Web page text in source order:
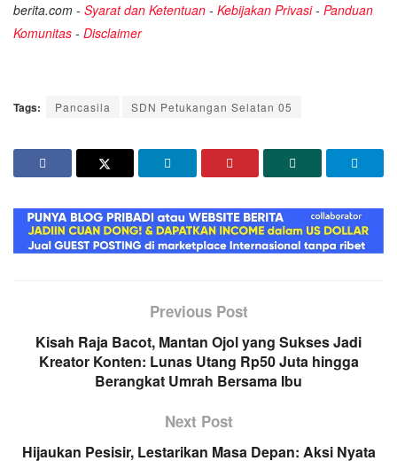
berita.com - Syarat dan Ketentuan - Kebijakan Privasi- Panduan
Komunitas - Disclaimer
Tags: Pancasila SDN Petukangan Selatan 05
Previous Post
Kisah Raja Bacot, Mantan Ojol yang Sukses Jadi
Kreator Konten: Lunas Utang Rp50 Juta hingga
Berangkat Umrah Bersama Ibu
Next Post
Hijaukan Pesisir, Lestarikan Masa Depan: Aksi Nyata